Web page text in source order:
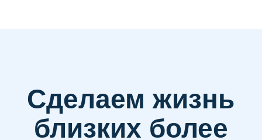
MAX/WhatsApp+7 (925) 779 22-59
E-mail:info@arina.care
Телеграм канал Арина в эфиреhttps://t.me/sduarina
ВКонтактеhttps://vk.com/arina.care